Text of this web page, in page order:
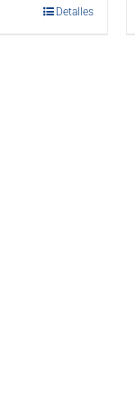
Detalles